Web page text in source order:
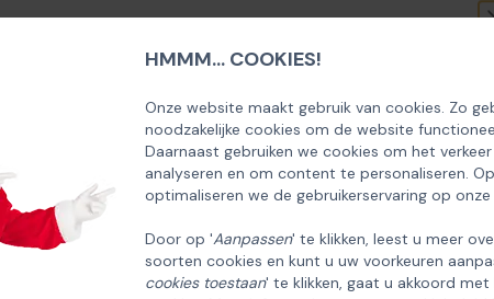
HMMM... COOKIES!
Onze website maakt gebruik van cookies. Zo
noodzakelijke cookies om de website
Daarnaast gebruiken we cookies om het
analyseren en om content te personaliseren.
optimaliseren we de gebruikerservaring op
Door op 'Aanpassen' te klikken, leest u meer
soorten cookies en kunt u uw voorkeuren
cookies toestaan' te klikken, gaat u akkoord
EN ONTVANG 5% KORTING OP DE
HUISCOLLECTIE KERSTPAKKETTEN
Email
INSCHRIJVEN!